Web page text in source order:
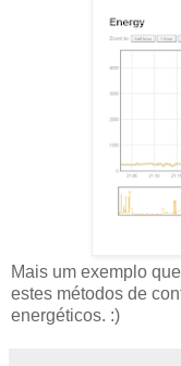
Mais um exemplo
estes métodos de
energéticos. :)